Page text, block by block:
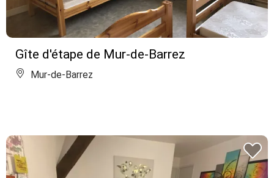
Gîte d'étape de Mur-de-Barrez
Mur-de-Barrez